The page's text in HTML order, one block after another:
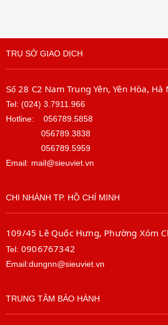
TRỤ SỞ GIAO DỊCH
Số 28 C2 Nam Trung Yên, Yên Hòa, Hà
Tel: (024) 3.7911.966
Hotline: 056789.5858
056789.3838
056789.5959
Email: mail@sieuviet.vn
CHI NHÁNH TP. HỒ CHÍ MINH
109/45 Lê Quốc Hưng, Phường Xóm
Tel: 0906767342
Email:dungnn@sieuviet.vn
TRUNG TÂM BẢO HÀNH